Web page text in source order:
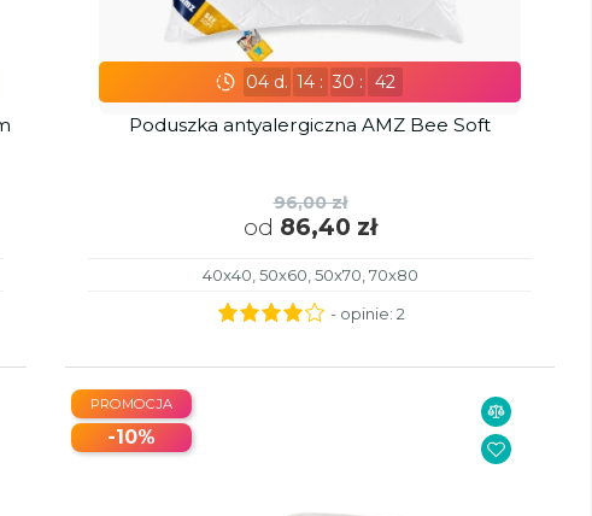
04d. 14 : 30 : 41
Poduszka antyalergiczna AMZ Bee Soft
96,00 zł
od 86,40 zł
40x40, 50x60, 50x70, 70x80
- opinie: 2
PROMOCJA
-10%